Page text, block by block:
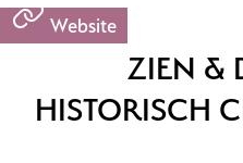
Website
ZIEN &
HISTORISCH